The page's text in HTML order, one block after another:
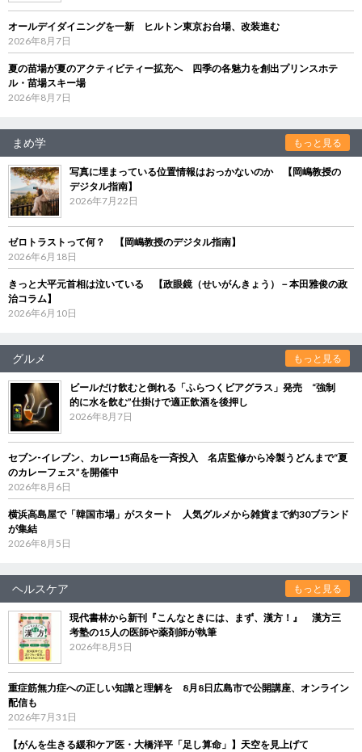
オールデイダイニングを一新 ヒルトン東京お台場、改装進む
2026年8月7日
夏の苗場が夏のアクティビティー拡充へ 四季の各魅力を創出プリンスホテ
ル・苗場スキー場
2026年8月7日
まめ学 もっと見る
写真に埋まっている位置情報はおっかないのか 【岡嶋教授の
デジタル指南】
2026年7月22日
ゼロトラストって何？ 【岡嶋教授のデジタル指南】
2026年6月18日
きっと大平元首相は泣いている 【政眼鏡（せいがんきょう）－本田雅俊の政
治コラム】
2026年6月10日
グルメ もっと見る
ビールだけ飲むと倒れる「ふらつくビアグラス」発売 “強制
的に水を飲む”仕掛けで適正飲酒を後押し
2026年8月7日
セブン‐イレブン、カレー15商品を一斉投入 名店監修から冷製うどんまで“夏
のカレーフェス”を開催中
2026年8月6日
横浜高島屋で「韓国市場」がスタート 人気グルメから雑貨まで約30ブランド
が集結
2026年8月5日
ヘルスケア もっと見る
現代書林から新刊『こんなときには、まず、漢方！』 漢方三
考塾の15人の医師や薬剤師が執筆
2026年8月5日
重症筋無力症への正しい知識と理解を 8月8日広島市で公開講座、オンライン
配信も
2026年7月31日
【がんを生きる緩和ケア医・大橋洋平「足し算命」】天空を見上げて